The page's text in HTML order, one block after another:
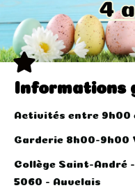
4
Informations
Activités entre 9h00
Garderie 8h00-9h00
Collège Saint-André -
5060 - Auvelais